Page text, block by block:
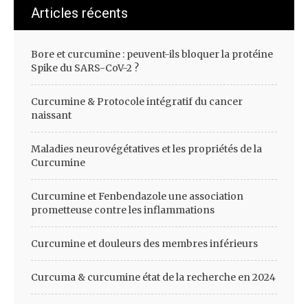
Articles récents
Bore et curcumine : peuvent-ils bloquer la protéine
Spike du SARS-CoV-2 ?
Curcumine & Protocole intégratif du cancer
naissant
Maladies neurovégétatives et les propriétés de la
Curcumine
Curcumine et Fenbendazole une association
prometteuse contre les inflammations
Curcumine et douleurs des membres inférieurs
Curcuma & curcumine état de la recherche en 2024